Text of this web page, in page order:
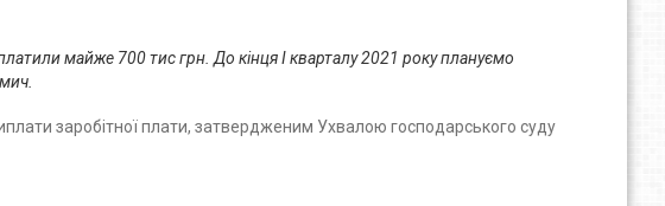
майже 700 тис грн. До кінця І кварталу 2021 року плануємо
заробітної плати, затвердженим Ухвалою господарського суду